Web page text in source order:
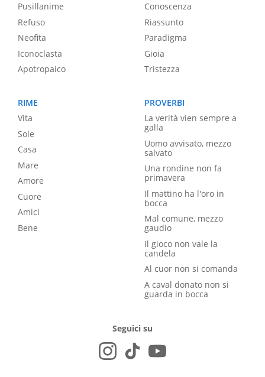
Pusillanime
Refuso
Neofita
Iconoclasta
Apotropaico
Conoscenza
Riassunto
Paradigma
Gioia
Tristezza
RIME
Vita
Sole
Casa
Mare
Amore
Cuore
Amici
Bene
PROVERBI
La verità vien sempre a
galla
Uomo avvisato, mezzo
salvato
Una rondine non fa
primavera
Il mattino ha l'oro in
bocca
Mal comune, mezzo
gaudio
Il gioco non vale la
candela
Al cuor non si comanda
A caval donato non si
guarda in bocca
Seguici su